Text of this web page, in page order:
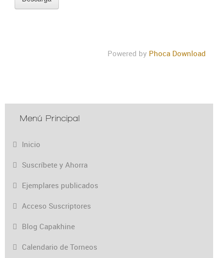
Powered by Phoca Download
Menú Principal
Inicio
Suscríbete y Ahorra
Ejemplares publicados
Acceso Suscriptores
Blog Capakhine
Calendario de Torneos